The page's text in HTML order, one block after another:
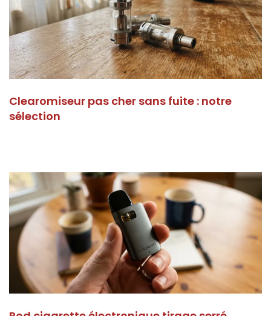
Clearomiseur pas cher sans fuite : notre
sélection